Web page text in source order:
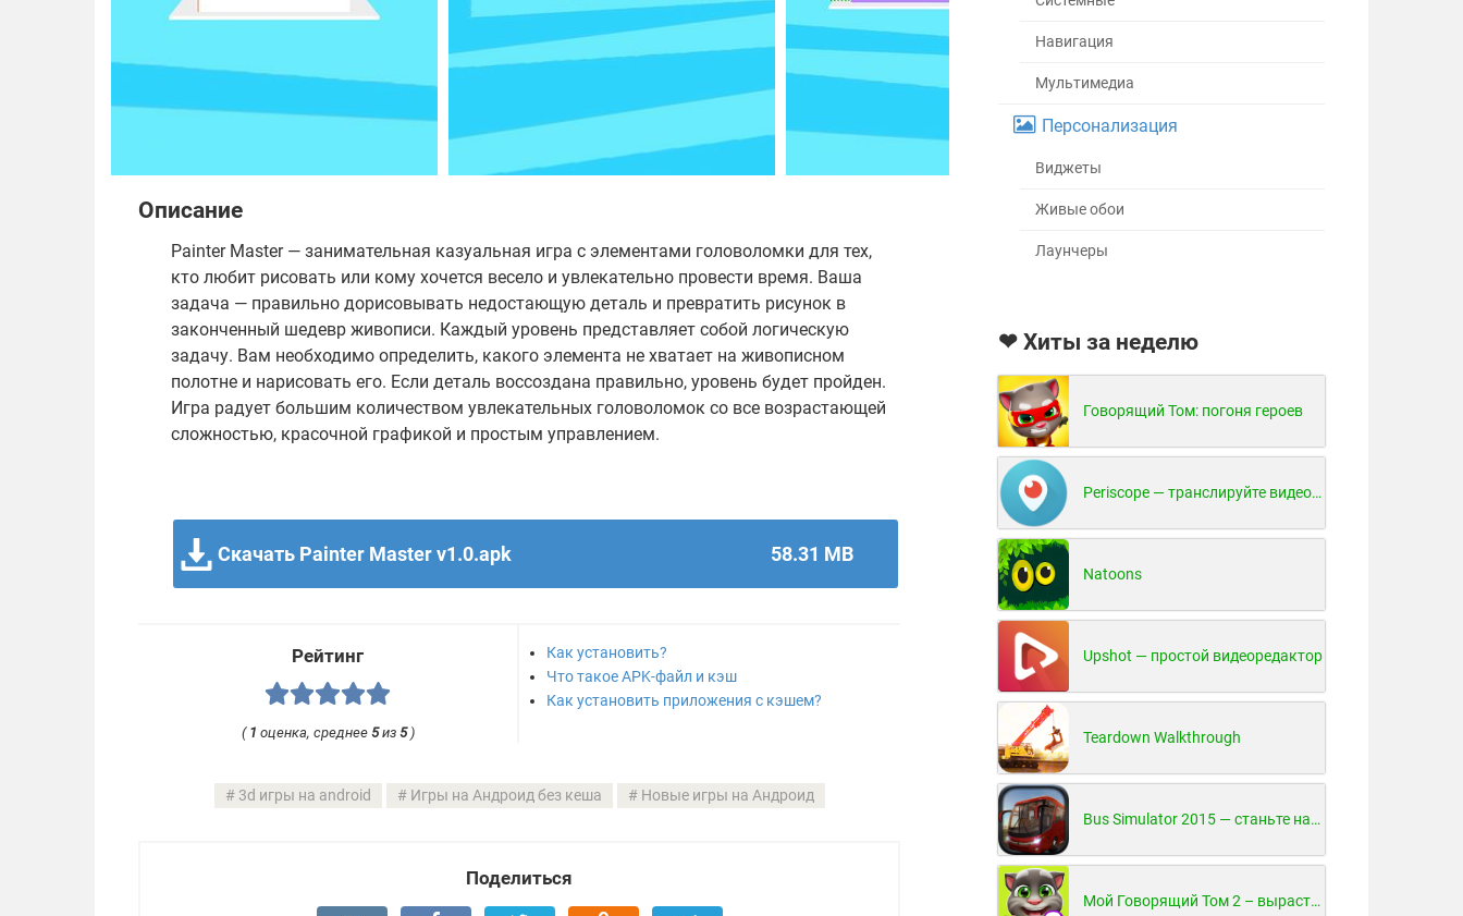
Описание
Painter Master — занимательная казуальная игра с элементами головоломки для тех,
кто любит рисовать или кому хочется весело и увлекательно провести время. Ваша
задача — правильно дорисовывать недостающую деталь и превратить рисунок в
законченный шедевр живописи. Каждый уровень представляет собой логическую
задачу. Вам необходимо определить, какого элемента не хватает на живописном
полотне и нарисовать его. Если деталь воссоздана правильно, уровень будет пройден.
Игра радует большим количеством увлекательных головоломок со все возрастающей
сложностью, красочной графикой и простым управлением.
Скачать Painter Master v1.0.apk 58.31 MB
Рейтинг
( 1 оценка, среднее 5из 5)
Как установить?
Что такое APK-файл и кэш
Как установить приложения с кэшем?
3d игры на android Игры на Андроид без кеша Новые игры на Андроид
Поделиться
Навигация
Мультимедиа
Персонализация
Виджеты
Живые обои
Лаунчеры
❤ Хиты за неделю
Говорящий Том: погоня героев
Periscope — транслируйте видео в реальном времени!
Natoons
Upshot — простой видеоредактор
Teardown Walkthrough
Bus Simulator 2015 — станьте настоящим водителем автобуса!
Мой Говорящий Том 2 – вырасти и воспитай своего котенка